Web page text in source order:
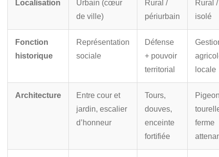
Localisation
Urbain (cœur
de ville)
Rural /
périurbain
Rural /
isolé
Fonction
historique
Représentation
sociale
Défense
+ pouvoir
territorial
locale
Architecture
Entre cour et
jardin, escalier
d’honneur
Tours,
douves,
enceinte
fortifiée
ferme